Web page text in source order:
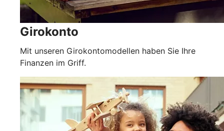
Girokonto
Mit unseren Girokontomodellen haben Sie Ihre
Finanzen im Griff.